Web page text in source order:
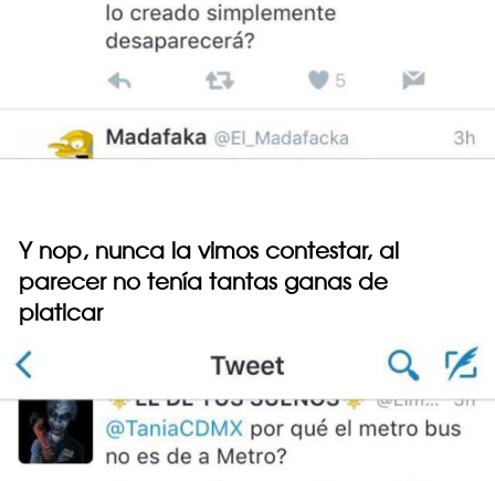
Y nop, nunca la vimos contestar, al
parecer no tenía tantas ganas de
platicar